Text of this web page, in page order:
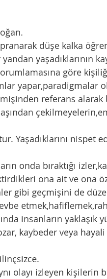
yaşadıklarının
göre
referans
ona ait ve ona
kaybeder veya